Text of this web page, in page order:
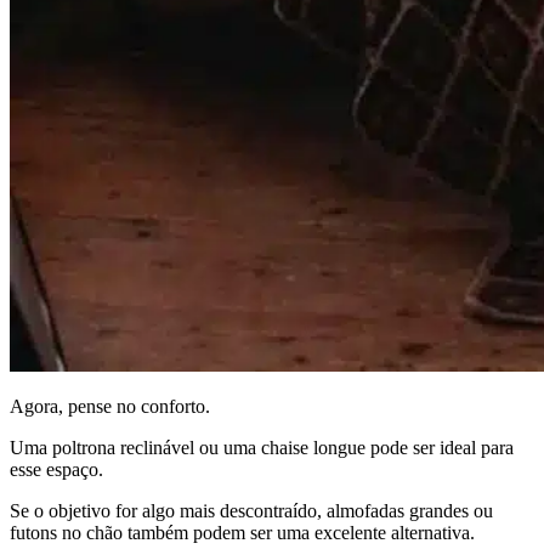
Agora, pense no conforto.
Uma poltrona reclinável ou uma chaise longue pode ser ideal para
esse espaço.
Se o objetivo for algo mais descontraído, almofadas grandes ou
futons no chão também podem ser uma excelente alternativa.